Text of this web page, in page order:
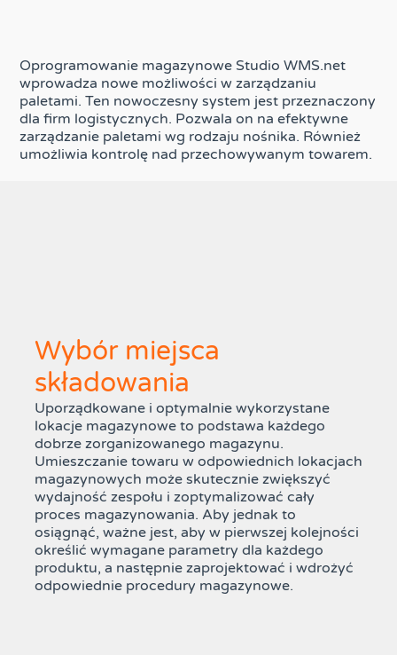
Oprogramowanie magazynowe Studio WMS.net
wprowadza nowe możliwości w zarządzaniu
paletami. Ten nowoczesny system jest przeznaczony
dla firm logistycznych. Pozwala on na efektywne
zarządzanie paletami wg rodzaju nośnika. Również
umożliwia kontrolę nad przechowywanym towarem.
Wybór miejsca
składowania
Uporządkowane i optymalnie wykorzystane
lokacje magazynowe to podstawa każdego
dobrze zorganizowanego magazynu.
Umieszczanie towaru w odpowiednich lokacjach
magazynowych może skutecznie zwiększyć
wydajność zespołu i zoptymalizować cały
proces magazynowania. Aby jednak to
osiągnąć, ważne jest, aby w pierwszej kolejności
określić wymagane parametry dla każdego
produktu, a następnie zaprojektować i wdrożyć
odpowiednie procedury magazynowe.